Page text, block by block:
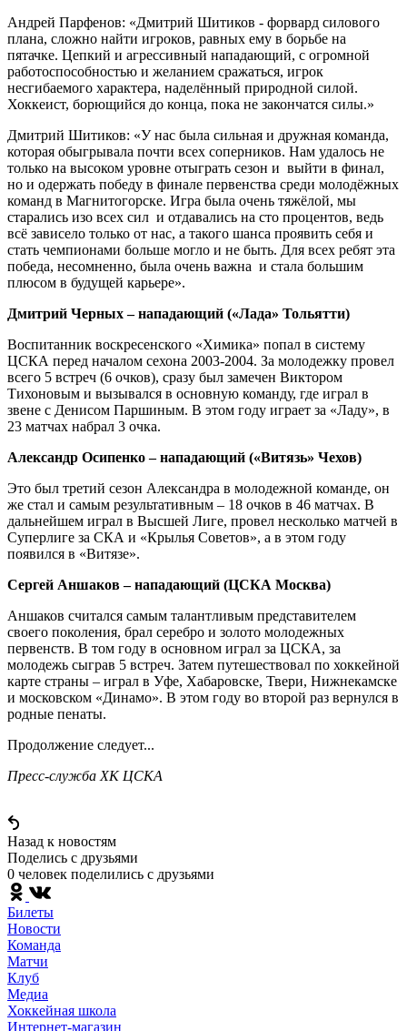
Андрей Парфенов: «Дмитрий Шитиков - форвард силового
плана, сложно найти игроков, равных ему в борьбе на
пятачке. Цепкий и агрессивный нападающий, с огромной
работоспособностью и желанием сражаться, игрок
несгибаемого характера, наделённый природной силой.
Хоккеист, борющийся до конца, пока не закончатся силы.»
Дмитрий Шитиков: «У нас была сильная и дружная команда,
которая обыгрывала почти всех соперников. Нам удалось не
только на высоком уровне отыграть сезон и выйти в финал,
но и одержать победу в финале первенства среди молодёжных
команд в Магнитогорске. Игра была очень тяжёлой, мы
старались изо всех сил и отдавались на сто процентов, ведь
всё зависело только от нас, а такого шанса проявить себя и
стать чемпионами больше могло и не быть. Для всех ребят эта
победа, несомненно, была очень важна и стала большим
плюсом в будущей карьере».
Дмитрий Черных – нападающий («Лада» Тольятти)
Воспитанник воскресенского «Химика» попал в систему
ЦСКА перед началом сехона 2003-2004. За молодежку провел
всего 5 встреч (6 очков), сразу был замечен Виктором
Тихоновым и вызывался в основную команду, где играл в
звене с Денисом Паршиным. В этом году играет за «Ладу», в
23 матчах набрал 3 очка.
Александр Осипенко – нападающий («Витязь» Чехов)
Это был третий сезон Александра в молодежной команде, он
же стал и самым результативным – 18 очков в 46 матчах. В
дальнейшем играл в Высшей Лиге, провел несколько матчей в
Суперлиге за СКА и «Крылья Советов», а в этом году
появился в «Витязе».
Сергей Аншаков – нападающий (ЦСКА Москва)
Аншаков считался самым талантливым представителем
своего поколения, брал серебро и золото молодежных
первенств. В том году в основном играл за ЦСКА, за
молодежь сыграв 5 встреч. Затем путешествовал по хоккейной
карте страны – играл в Уфе, Хабаровске, Твери, Нижнекамске
и московском «Динамо». В этом году во второй раз вернулся в
родные пенаты.
Продолжение следует...
Пресс-служба ХК ЦСКА
Назад к новостям
Поделись c друзьями
0 человек поделились c друзьями
Билеты
Новости
Команда
Матчи
Клуб
Медиа
Хоккейная школа
Интернет-магазин